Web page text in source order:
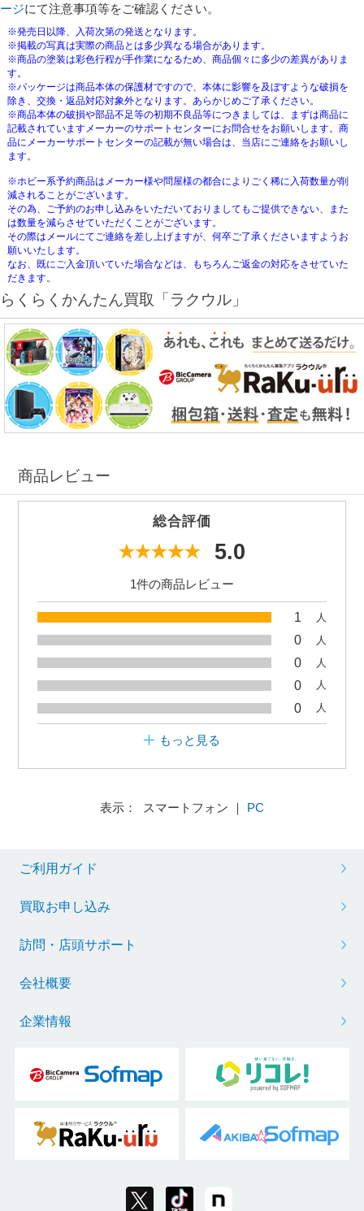
ージにて注意事項等をご確認ください。
※発売日以降、入荷次第の発送となります。
※掲載の写真は実際の商品とは多少異なる場合があります。
※商品の塗装は彩色行程が手作業になるため、商品個々に多少の差異がありま
す。
※パッケージは商品本体の保護材ですので、本体に影響を及ぼすような破損を
除き、交換・返品対応対象外となります。あらかじめご了承ください。
※商品本体の破損や部品不足等の初期不良品等につきましては、まずは商品に
記載されていますメーカーのサポートセンターにお問合せをお願いします。商
品にメーカーサポートセンターの記載が無い場合は、当店にご連絡をお願いし
ます。
※ホビー系予約商品はメーカー様や問屋様の都合によりごく稀に入荷数量が削
減されることがございます。
その為、ご予約のお申し込みをいただいておりましてもご提供できない、また
は数量を減らさせていただくことがございます。
その際はメールにてご連絡を差し上げますが、何卒ご了承くださいますようお
願いいたします。
なお、既にご入金頂いていた場合などは、もちろんご返金の対応をさせていた
だきます。
らくらくかんたん買取「ラクウル」
商品レビュー
総合評価
5.0
1件の商品レビュー
1 人
0 人
0 人
0 人
0 人
もっと見る
表示： スマートフォン ｜ PC
ご利用ガイド
買取お申し込み
訪問・店頭サポート
会社概要
企業情報